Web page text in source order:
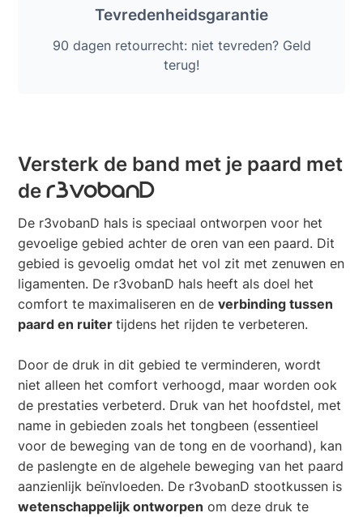
Tevredenheidsgarantie
90 dagen retourrecht: niet tevreden? Geld
terug!
Versterk de band met je paard met
der3vobanD
De r3vobanD hals is speciaal ontworpen voor het
gevoelige gebied achter de oren van een paard. Dit
gebied is gevoelig omdat het vol zit met zenuwen en
ligamenten. De r3vobanD hals heeft als doel het
comfort te maximaliseren en deverbinding tussen
paard en ruitertijdens het rijden te verbeteren.
Door de druk in dit gebied te verminderen, wordt
niet alleen het comfort verhoogd, maar worden ook
de prestaties verbeterd. Druk van het hoofdstel, met
name in gebieden zoals het tongbeen (essentieel
voor de beweging van de tong en de voorhand), kan
de paslengte en de algehele beweging van het paard
aanzienlijk beïnvloeden. De r3vobanD stootkussen is
wetenschappelijk ontworpen om deze druk te